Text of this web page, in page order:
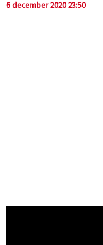
6 december 2020 23:50